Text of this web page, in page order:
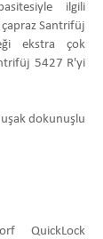
ilgili
çapraz Santrifüj
ekstra çok
5427 R'yi
dokunuşlu
QuickLock